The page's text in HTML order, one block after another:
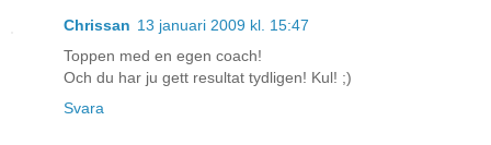
Chrissan 13 januari 2009 kl. 15:47
Toppen med en egen coach!
Och du har ju gett resultat tydligen! Kul! ;)
Svara